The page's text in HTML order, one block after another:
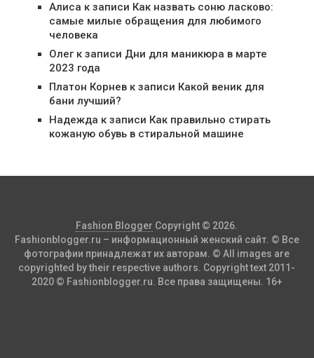
Алиса к записи Как назвать соню ласково:
самые милые обращения для любимого
человека
Олегк записи Дни для маникюра в марте
2023 года
Платон Корневк записи Какой веник для
бани лучший?
Надежда к записи Как правильно стирать
кожаную обувь в стиральной машине
Fashion Blogger Copyright © 2026.
Fashionblogger.ru – информационный женский сайт. © Все
фотографии принадлежат их авторам. © All images are
copyrighted by their respective authors. Copyright text 2011-
2020 © Fashionblogger.ru. Все права защищены. 16+